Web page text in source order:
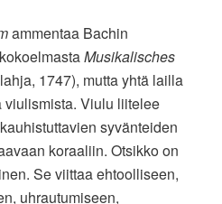
ammentaa Bachin
Musikalisches
1747), mutta yhtä lailla
Viulu liitelee
syvänteiden
koraaliin. Otsikko on
Se viittaa ehtoolliseen,
uhrautumiseen,